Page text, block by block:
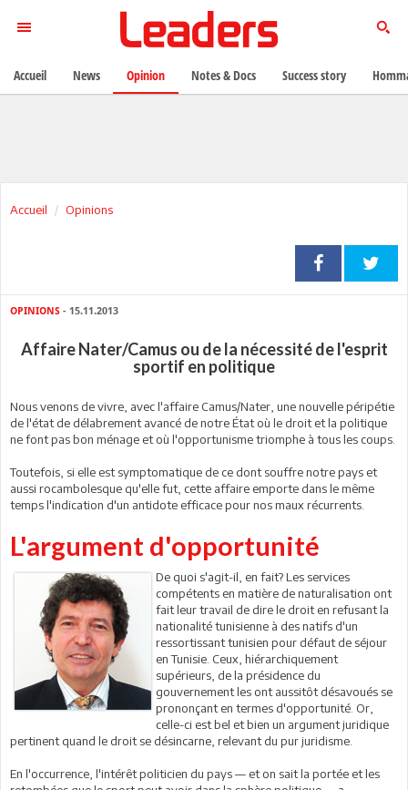
Accueil Opinions
OPINIONS - 15.11.2013
Affaire Nater/Camus ou de la nécessité de l'esprit
sportif en politique
Nous venons de vivre, avec l'affaire Camus/Nater, une nouvelle péripétie
de l'état de délabrement avancé de notre État où le droit et la politique
ne font pas bon ménage et où l'opportunisme triomphe à tous les coups.
Toutefois, si elle est symptomatique de ce dont souffre notre pays et
aussi rocambolesque qu'elle fut, cette affaire emporte dans le même
temps l'indication d'un antidote efficace pour nos maux récurrents.
L'argument d'opportunité
De quoi s'agit-il, en fait? Les services
compétents en matière de naturalisation ont
fait leur travail de dire le droit en refusant la
nationalité tunisienne à des natifs d'un
ressortissant tunisien pour défaut de séjour
en Tunisie. Ceux, hiérarchiquement
supérieurs, de la présidence du
gouvernement les ont aussitôt désavoués se
prononçant en termes d'opportunité. Or,
celle-ci est bel et bien un argument juridique
pertinent quand le droit se désincarne, relevant du pur juridisme.
En l'occurrence, l'intérêt politicien du pays — et on sait la portée et les
Accueil News Opinion Notes & Docs Success story